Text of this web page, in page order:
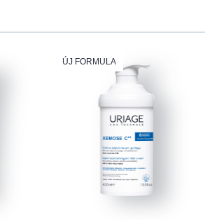
ÚJ FORMULA